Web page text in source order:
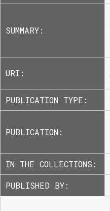
SUMMARY:
URI:
PUBLICATION TYPE:
PUBLICATION:
IN THE COLLECTIONS:
PUBLISHED BY: